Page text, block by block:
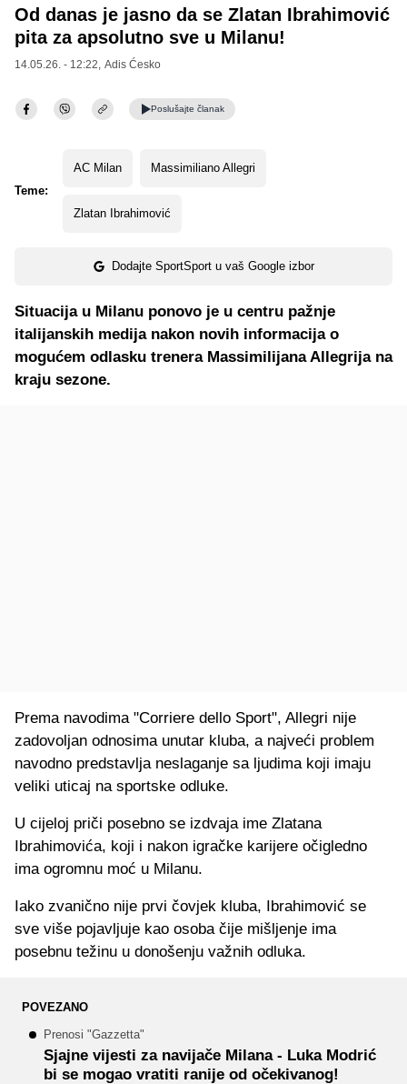
Od danas je jasno da se Zlatan Ibrahimović
pita za apsolutno sve u Milanu!
14.05.26. - 12:22, Adis Ćesko
Poslušajte članak
Teme:
AC Milan Massimiliano Allegri
Zlatan Ibrahimović
Dodajte SportSport u vaš Google izbor
Situacija u Milanu ponovo je u centru pažnje
italijanskih medija nakon novih informacija o
mogućem odlasku trenera Massimilijana Allegrija na
kraju sezone.
Prema navodima "Corriere dello Sport", Allegri nije
zadovoljan odnosima unutar kluba, a najveći problem
navodno predstavlja neslaganje sa ljudima koji imaju
veliki uticaj na sportske odluke.
U cijeloj priči posebno se izdvaja ime Zlatana
Ibrahimovića, koji i nakon igračke karijere očigledno
ima ogromnu moć u Milanu.
Iako zvanično nije prvi čovjek kluba, Ibrahimović se
sve više pojavljuje kao osoba čije mišljenje ima
posebnu težinu u donošenju važnih odluka.
POVEZANO
Prenosi "Gazzetta"
Sjajne vijesti za navijače Milana - Luka Modrić
bi se mogao vratiti ranije od očekivanog!